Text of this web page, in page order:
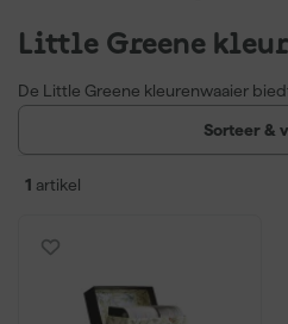
Little Greene
De Little Greene kleurenwaaier
de rijke kleurencollectie van Little
bij de kleurkeuze voor Little
Handig bij kleurkeuze voor
Wat vind je in de
Sorteer &
1 artikel